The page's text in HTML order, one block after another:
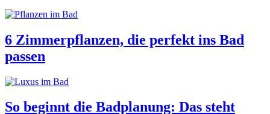
6 Zimmerpflanzen, die perfekt ins Bad
passen
So beginnt die Badplanung: Das steht